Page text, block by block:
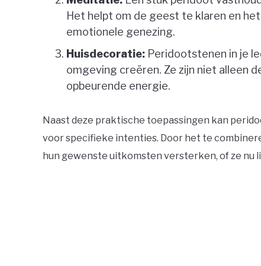
Het helpt om de geest te klaren en
emotionele genezing.
Huisdecoratie: Peridootstenen in je
omgeving creëren. Ze zijn niet alleen
opbeurende energie.
Naast deze praktische toepassingen kan
voor specifieke intenties. Door het te
hun gewenste uitkomsten versterken, of ze nu